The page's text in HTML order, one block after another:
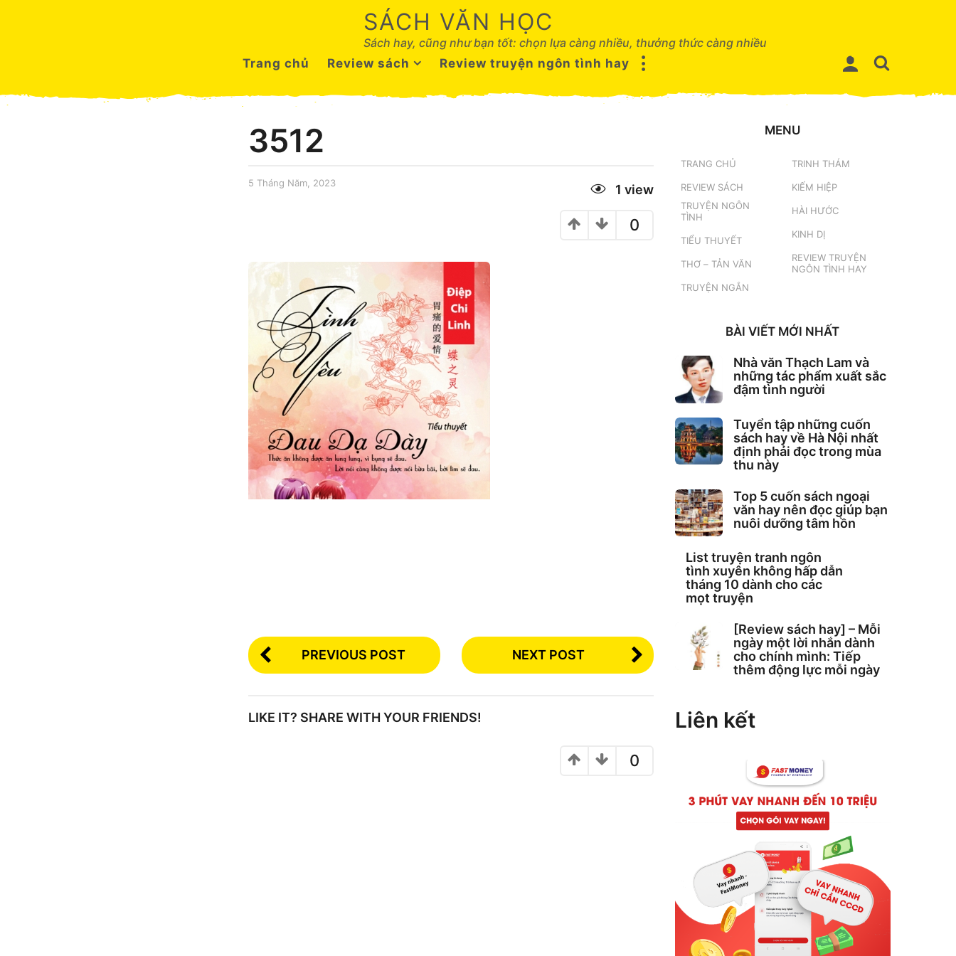
SÁCH VĂN HỌC
Sách hay, cũng như bạn tốt: chọn lựa càng nhiều, thưởng thức càng nhiều
Trang chủ
Review sách Review truyện ngôn tình hay
3512
5 Tháng Năm, 2023
m
0
1 view
0
PREVIOUS POST NEXT POST
LIKE IT? SHARE WITH YOUR FRIENDS!
0
MENU
TRANG CHỦ
REVIEW SÁCH
TRUYỆN NGÔN
TÌNH
TIỂU THUYẾT
THƠ – TẢN VĂN
TRUYỆN NGẮN
TRINH THÁM
KIẾM HIỆP
HÀI HƯỚC
KINH DỊ
REVIEW TRUYỆN
NGÔN TÌNH HAY
BÀI VIẾT MỚI NHẤT
Nhà văn Thạch Lam và
những tác phẩm xuất sắc
đậm tình người
Tuyển tập những cuốn
sách hay về Hà Nội nhất
định phải đọc trong mùa
thu này
Top 5 cuốn sách ngoại
văn hay nên đọc giúp bạn
nuôi dưỡng tâm hồn
List truyện tranh ngôn
tình xuyên không hấp dẫn
tháng 10 dành cho các
mọt truyện
[Review sách hay] – Mỗi
ngày một lời nhắn dành
cho chính mình: Tiếp
thêm động lực mỗi ngày
Liên kết